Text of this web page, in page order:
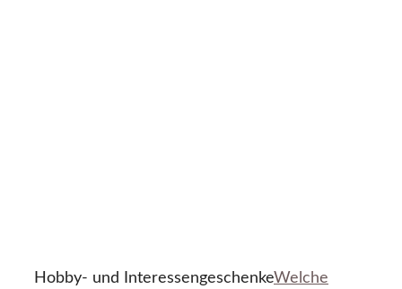
Hobby- und InteressengeschenkeWelche